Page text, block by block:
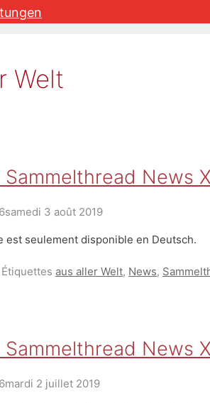
Welt
News
samedi 3 août 2019
est seulement disponible en Deutsch.
Étiquettes aus aller Welt, News,
News
mardi 2 juillet 2019